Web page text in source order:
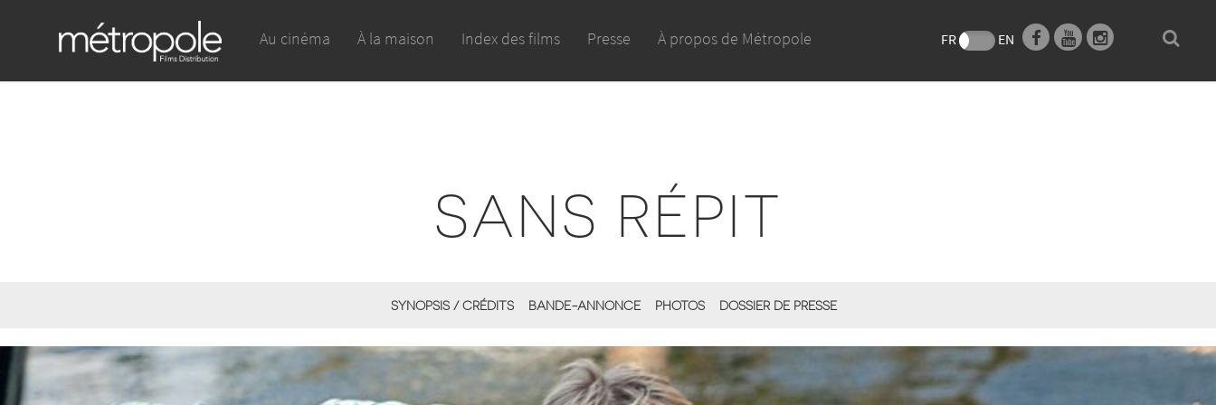
Au cinéma À la maison Index des films Presse À propos de Métropole FR EN
SANS RÉPIT
SYNOPSIS / CRÉDITS BANDE-ANNONCE PHOTOS DOSSIER DE PRESSE